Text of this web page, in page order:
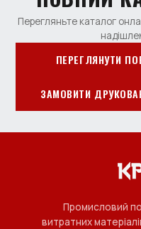
Перегляньте каталог
ПЕРЕГЛЯНУТИ
ЗАМОВИТИ
Промисловий
витратних